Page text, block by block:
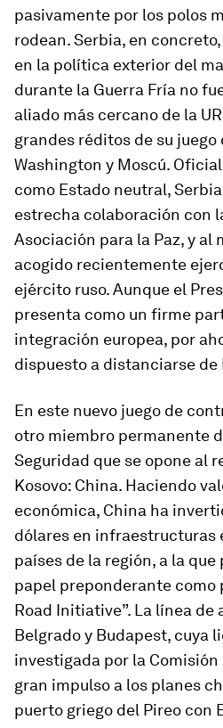
pasivamente por los polos
rodean. Serbia, en
en la política exterior del
durante la Guerra Fría no
aliado más cercano de la
grandes réditos de su
Washington y Moscú.
como Estado neutral,
estrecha colaboración con
Asociación para la Paz, y al
acogido recientemente
ejército ruso. Aunque el
presenta como un firme
integración europea, por
dispuesto a distanciarse de
En este nuevo juego de
otro miembro permanente
Seguridad que se opone al
Kosovo: China. Haciendo
económica, China ha
dólares en infraestructuras
países de la región, a la
papel preponderante como
Road Initiative”. La línea
Belgrado y Budapest, cuya
investigada por la Comisión
gran impulso a los planes
puerto griego del Pireo con